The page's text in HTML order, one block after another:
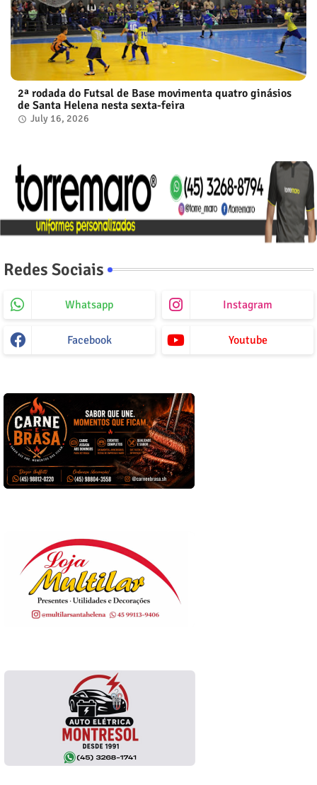
2ª rodada do Futsal de Base movimenta quatro ginásios
de Santa Helena nesta sexta-feira
July 16, 2026
Redes Sociais
Whatsapp Instagram
Facebook Youtube